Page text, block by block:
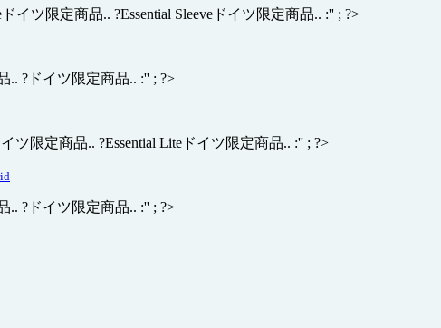
ドイツ限定商品.. ?Essential Sleeveドイツ限定商品.. :'' ; ?>
.. ?ドイツ限定商品.. :'' ; ?>
ツ限定商品.. ?Essential Liteドイツ限定商品.. :'' ; ?>
.. ?ドイツ限定商品.. :'' ; ?>